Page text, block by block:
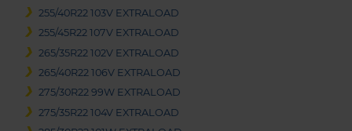
255/40R22 103V EXTRALOAD
255/45R22 107V EXTRALOAD
265/35R22 102V EXTRALOAD
265/40R22 106V EXTRALOAD
275/30R22 99W EXTRALOAD
275/35R22 104V EXTRALOAD